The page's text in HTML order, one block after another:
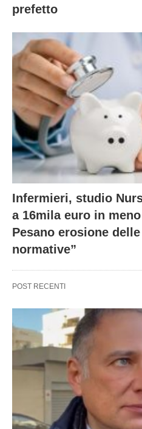
prefetto
Infermieri, studio
a 16mila euro in
Pesano erosione
normative”
POST RECENTI